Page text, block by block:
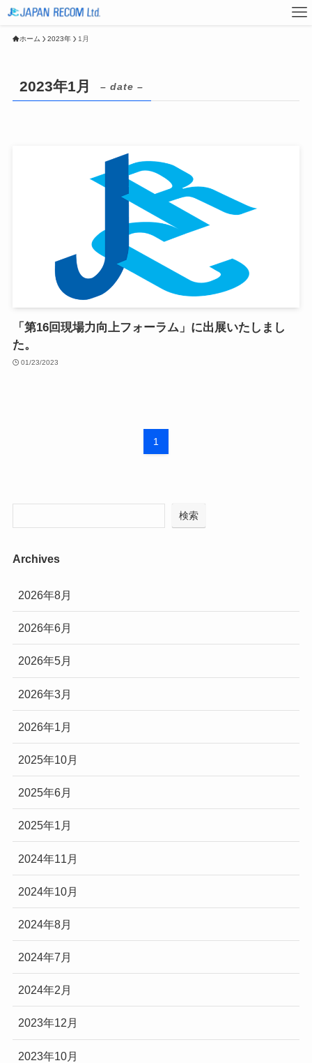
ホーム 2023年 1月
2023年1月 – date –
「第16回現場力向上フォーラム」に出展いたしまし
た。
01/23/2023
1
検索
Archives
2026年8月
2026年6月
2026年5月
2026年3月
2026年1月
2025年10月
2025年6月
2025年1月
2024年11月
2024年10月
2024年8月
2024年7月
2024年2月
2023年12月
2023年10月